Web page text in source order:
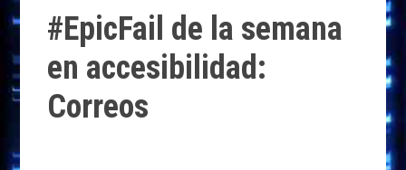
#EpicFail de la semana
en accesibilidad:
Correos